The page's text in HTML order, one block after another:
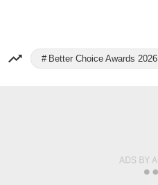
Better Choice Awards 2026